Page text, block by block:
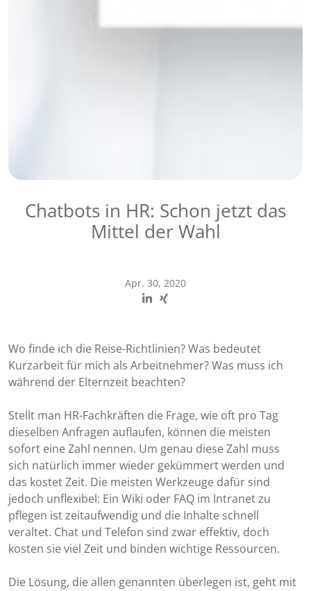
Chatbots in HR: Schon jetzt das
Mittel der Wahl
Apr. 30, 2020
Wo finde ich die Reise-Richtlinien? Was bedeutet
Kurzarbeit für mich als Arbeitnehmer? Was muss ich
während der Elternzeit beachten?
Stellt man HR-Fachkräften die Frage, wie oft pro Tag
dieselben Anfragen auflaufen, können die meisten
sofort eine Zahl nennen. Um genau diese Zahl muss
sich natürlich immer wieder gekümmert werden und
das kostet Zeit. Die meisten Werkzeuge dafür sind
jedoch unflexibel: Ein Wiki oder FAQ im Intranet zu
pflegen ist zeitaufwendig und die Inhalte schnell
veraltet. Chat und Telefon sind zwar effektiv, doch
kosten sie viel Zeit und binden wichtige Ressourcen.
Die Lösung, die allen genannten überlegen ist, geht mit